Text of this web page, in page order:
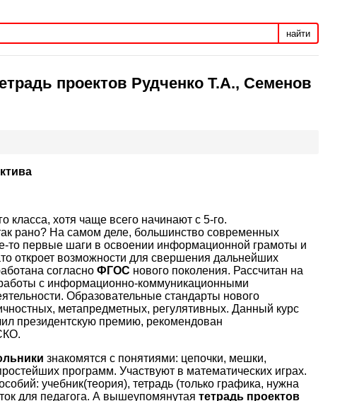
найти
проектов Рудченко Т.А., Семенов
класса, хотя чаще всего начинают с 5-го.
рано? На самом деле, большинство современных
то первые шаги в освоении информационной грамоты и
откроет возможности для свершения дальнейших
согласно ФГОС нового поколения. Рассчитан на
с информационно-коммуникационными
Образовательные стандарты нового
метапредметных, регулятивных. Данный курс
президентскую премию, рекомендован
знакомятся с понятиями: цепочки, мешки,
программ. Участвуют в математических играх.
учебник(теория), тетрадь (только графика, нужна
для педагога. А вышеупомянутая тетрадь проектов